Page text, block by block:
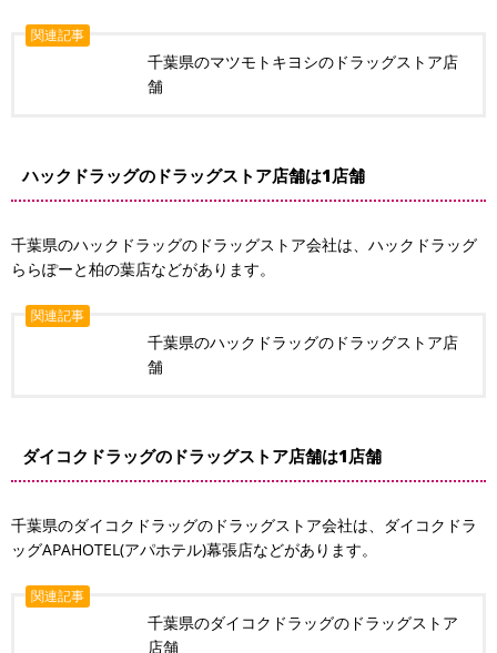
関連記事
千葉県のマツモトキヨシのドラッグストア店
舗
ハックドラッグのドラッグストア店舗は1店舗
千葉県のハックドラッグのドラッグストア会社は、ハックドラッグ
ららぽーと柏の葉店などがあります。
関連記事
千葉県のハックドラッグのドラッグストア店
舗
ダイコクドラッグのドラッグストア店舗は1店舗
千葉県のダイコクドラッグのドラッグストア会社は、ダイコクドラ
ッグAPAHOTEL(アパホテル)幕張店などがあります。
関連記事
千葉県のダイコクドラッグのドラッグストア
店舗